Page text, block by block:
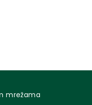
mrežama